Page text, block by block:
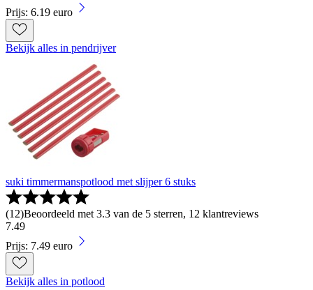
Prijs: 6.19 euro
Bekijk alles in pendrijver
suki timmermanspotlood met slijper 6 stuks
(12)Beoordeeld met 3.3 van de 5 sterren, 12 klantreviews
7.49
Prijs: 7.49 euro
Bekijk alles in potlood